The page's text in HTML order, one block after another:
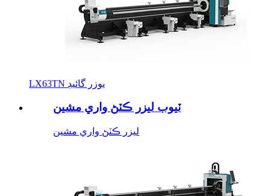
LX63TN يوزر گائيڊ
ٽيوب ليزر ڪٽڻ واري مشين
ليزر ڪٽڻ واري مشين